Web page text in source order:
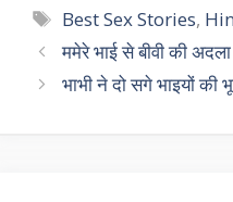
Tags
Best Sex Stories,
ममेरे भाई से बीवी की
भाभी ने दो सगे भाइयों की